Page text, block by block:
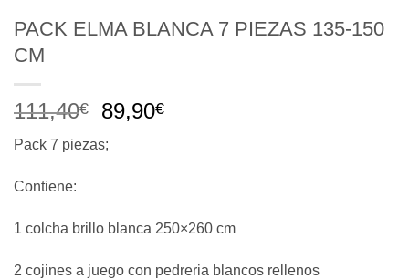
PACK ELMA BLANCA 7 PIEZAS 135-150
CM
111,40€
El
original
89,90€El
Pack 7 piezas;
Contiene:
1 colcha brillo blanca 250×260 cm
2 cojines a juego con pedreria blancos rellenos